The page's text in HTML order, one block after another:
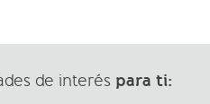
de interés para ti: